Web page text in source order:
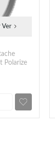
Ver
Polarize